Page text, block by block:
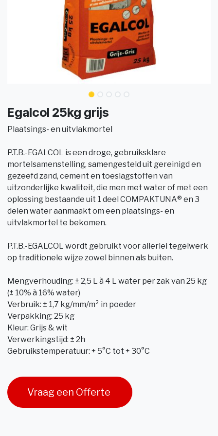
Egalcol 25kg grijs
Plaatsings- en uitvlakmortel
P.T.B.-EGALCOL is een droge, gebruiksklare
mortelsamenstelling, samengesteld uit gereinigd en
gezeefd zand, cement en toeslagstoffen van
uitzonderlijke kwaliteit, die men met water of met een
oplossing bestaande uit 1 deel COMPAKTUNA® en 3
delen water aanmaakt om een plaatsings- en
uitvlakmortel te bekomen.
P.T.B.-EGALCOL wordt gebruikt voor allerlei tegelwerk
op traditionele wijze zowel binnen als buiten.
Mengverhouding: ± 2,5 L à 4 L water per zak van 25 kg
(± 10% à 16% water)
Verbruik: ± 1,7 kg/mm/m² in poeder
Verpakking: 25 kg
Kleur: Grijs & wit
Verwerkingstijd: ± 2h
Gebruikstemperatuur: + 5°C tot + 30°C
Vraag een Offerte